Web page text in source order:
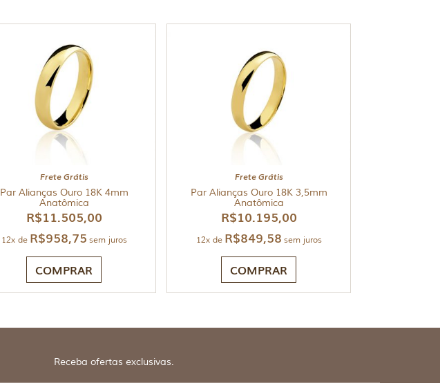
Frete Grátis
Par Alianças Ouro 18K 4mm
Anatômica
R$11.505,00
12x de R$958,75 sem juros
COMPRAR
Frete Grátis
Par Alianças Ouro 18K 3,5mm
Anatômica
R$10.195,00
12x de R$849,58 sem juros
COMPRAR
Receba ofertas exclusivas.